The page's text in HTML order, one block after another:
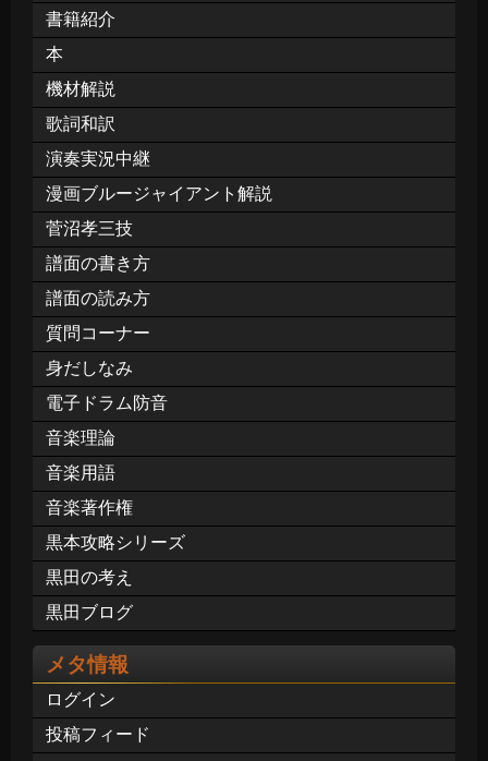
書籍紹介
本
機材解説
歌詞和訳
演奏実況中継
漫画ブルージャイアント解説
菅沼孝三技
譜面の書き方
譜面の読み方
質問コーナー
身だしなみ
電子ドラム防音
音楽理論
音楽用語
音楽著作権
黒本攻略シリーズ
黒田の考え
黒田ブログ
メタ情報
ログイン
投稿フィード